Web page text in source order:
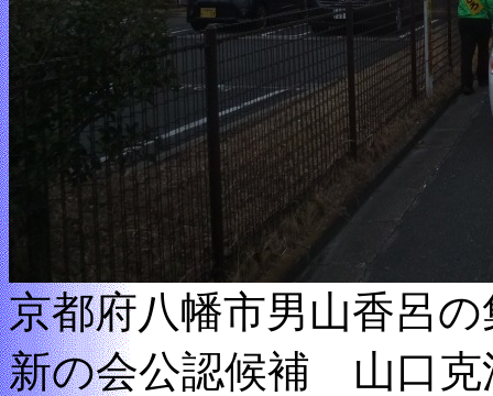
京都府八幡市男山香呂
新の会公認候補 山口克